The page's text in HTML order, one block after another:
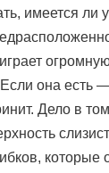
имеется ли
она есть
Дело в
которые